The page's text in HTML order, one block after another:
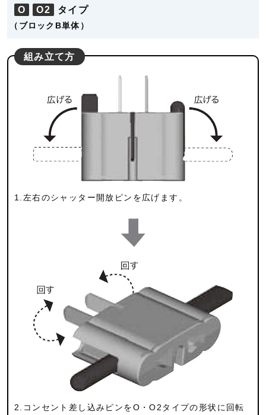
O O2 タイプ
（ブロックB単体）
組み立て方
1.左右のシャッター開放ピンを広げます。
2.コンセント差し込みピンをO・O2タイプの形状に回転